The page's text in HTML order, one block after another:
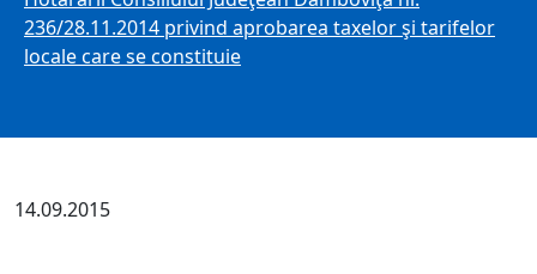
236/28.11.2014 privind aprobarea taxelor şi tarifelor
locale care se constituie
14.09.2015